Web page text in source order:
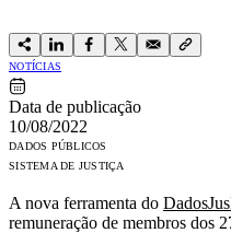
NOTÍCIAS
Data de publicação
10/08/2022
DADOS PÚBLICOS
SISTEMA DE JUSTIÇA
A nova ferramenta do
remuneração de membros dos